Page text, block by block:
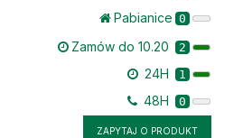
Pabianice 0
Zamów do 10.20 2
24H 1
48H 0
ZAPYTAJ O PRODUKT